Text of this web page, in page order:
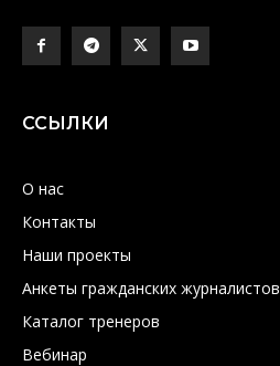
ССЫЛКИ
О нас
Контакты
Наши проекты
Анкеты гражданских журналистов
Каталог тренеров
Вебинар